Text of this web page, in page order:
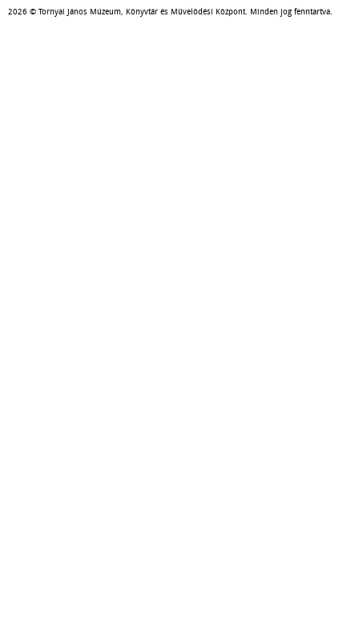
2026 © Tornyai János Múzeum, Könyvtár és Művelődési Központ. Minden jog fenntartva.